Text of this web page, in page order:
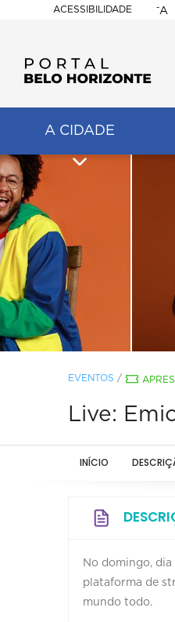
ACESSIBILIDADE
BELO
-A
A CIDADE
EVENTOS /
Live:
INÍCIO
No domingo,
plataforma de
mundo todo.